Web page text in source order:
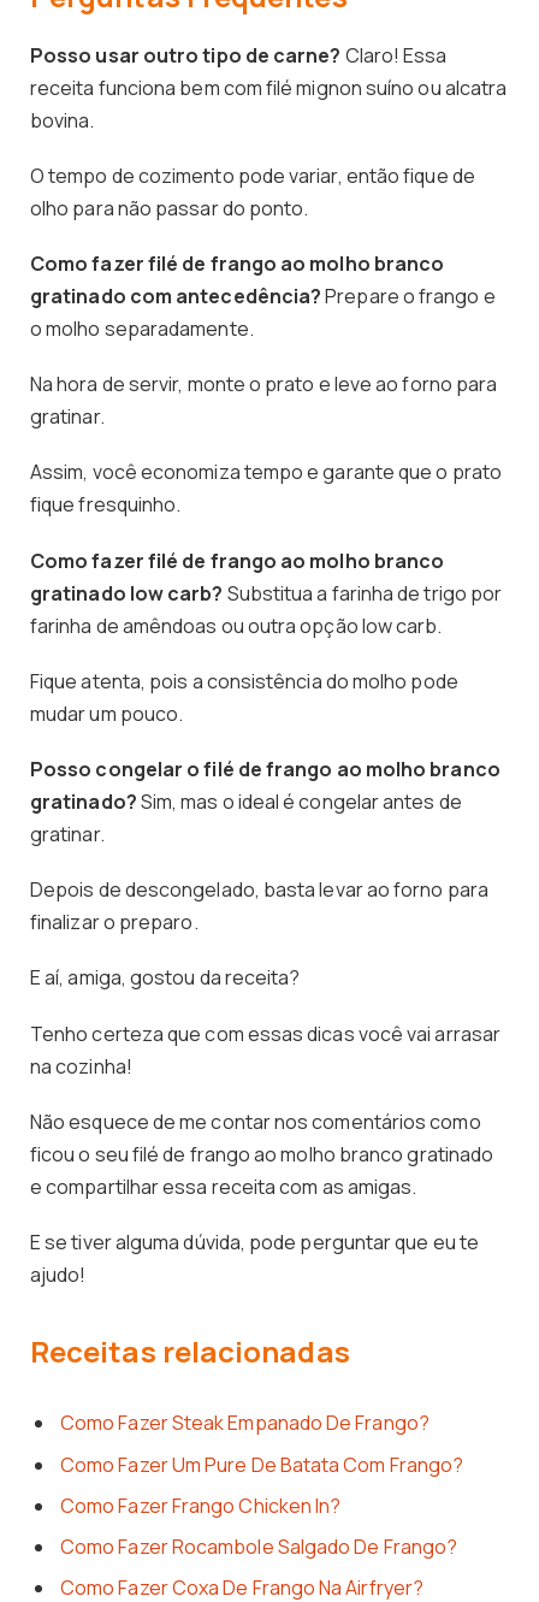
Posso usar outro tipo de carne? Claro! Essa
receita funciona bem com filé mignon suíno ou alcatra
bovina.
O tempo de cozimento pode variar, então fique de
olho para não passar do ponto.
Como fazer filé de frango ao molho branco
gratinado com antecedência?Prepare o frango e
o molho separadamente.
Na hora de servir, monte o prato e leve ao forno para
gratinar.
Assim, você economiza tempo e garante que o prato
fique fresquinho.
Como fazer filé de frango ao molho branco
gratinado low carb? Substitua a farinha de trigo por
farinha de amêndoas ou outra opção low carb.
Fique atenta, pois a consistência do molho pode
mudar um pouco.
Posso congelar o filé de frango ao molho branco
gratinado?Sim, mas o ideal é congelar antes de
gratinar.
Depois de descongelado, basta levar ao forno para
finalizar o preparo.
E aí, amiga, gostou da receita?
Tenho certeza que com essas dicas você vai arrasar
na cozinha!
Não esquece de me contar nos comentários como
ficou o seu filé de frango ao molho branco gratinado
e compartilhar essa receita com as amigas.
E se tiver alguma dúvida, pode perguntar que eu te
ajudo!
Receitas relacionadas
Como Fazer Steak Empanado De Frango?
Como Fazer Um Pure De Batata Com Frango?
Como Fazer Frango Chicken In?
Como Fazer Rocambole Salgado De Frango?
Como Fazer Coxa De Frango Na Airfryer?